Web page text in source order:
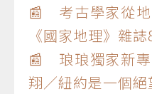
📰 考古學家從地
《國家地理》雜
📰 琅琅獨家新專
翔／紐約是一個